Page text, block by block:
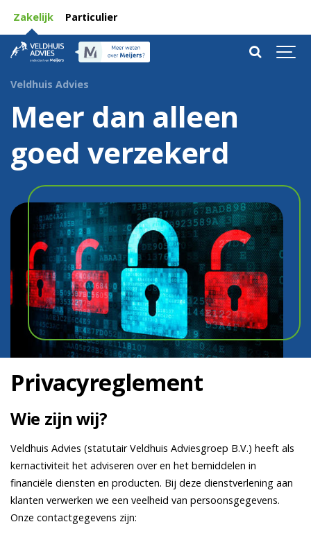
Zakelijk Particulier
Veldhuis Advies
Meer dan alleen
goed verzekerd
Privacyreglement
Wie zijn wij?
Veldhuis Advies (statutair Veldhuis Adviesgroep B.V.) heeft als
kernactiviteit het adviseren over en het bemiddelen in
financiële diensten en producten. Bij deze dienstverlening aan
klanten verwerken we een veelheid van persoonsgegevens.
Onze contactgegevens zijn: